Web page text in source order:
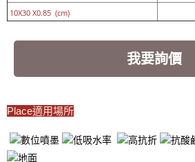
10X30 X0.85 (cm)
我要詢價
Place適用場所